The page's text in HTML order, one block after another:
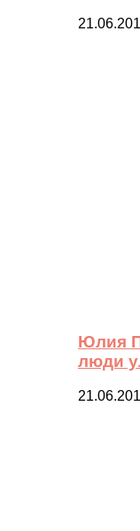
Юлия
люди